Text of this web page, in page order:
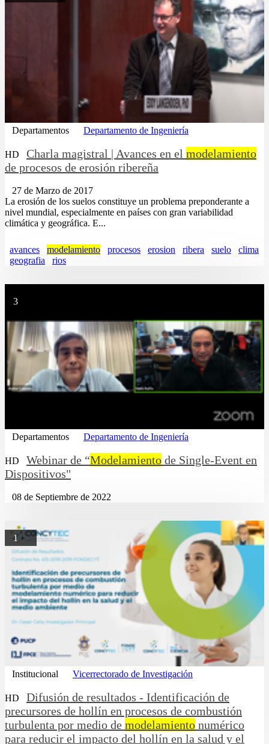
Departamentos Departamento de Ingeniería
HD Charla magistral | Avances en el modelamiento
de procesos de erosión ribereña
27 de Marzo de 2017
La erosión de los suelos constituye un problema preponderante a
nivel mundial, especialmente en países con gran variabilidad
climática y geográfica. E...
avances modelamiento procesos erosion ribera suelo
clima
geografia
rios
3
Departamentos Departamento de Ingeniería
HD Webinar de “Modelamiento de Single-Event en
Dispositivos"
08 de Septiembre de 2022
1
Institucional Vicerrectorado de Investigación
HD
Difusión de resultados - Identificación de
precursores de hollín en procesos de combustión
turbulenta por medio de modelamiento numérico
para reducir el impacto del hollín en la salud y el